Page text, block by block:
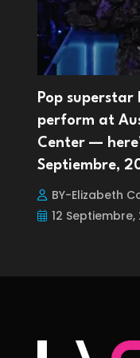
Pop
perform at
Center —
Septiembre,
BY-Elizabeth
12 Septiembre,